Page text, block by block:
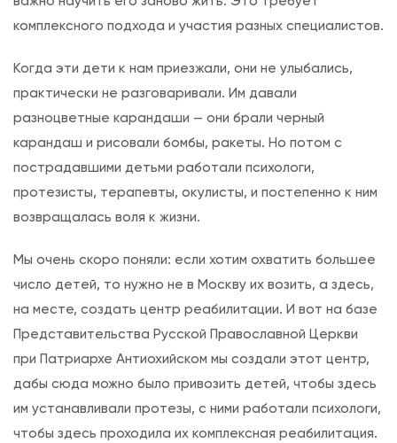
р
о
и
комплексного подхода и участия разных специалистов.
Когда эти дети к нам приезжали, они не улыбались,
практически не разговаривали. Им давали
разноцветные карандаши — они брали черный
карандаш и рисовали бомбы, ракеты. Но потом с
пострадавшими детьми работали психологи,
протезисты, терапевты, окулисты, и постепенно к ним
возвращалась воля к жизни.
Мы очень скоро поняли: если хотим охватить большее
число детей, то нужно не в Москву их возить, а здесь,
на месте, создать центр реабилитации. И вот на базе
Представительства Русской Православной Церкви
при Патриархе Антиохийском мы создали этот центр,
дабы сюда можно было привозить детей, чтобы здесь
им устанавливали протезы, с ними работали психологи,
чтобы здесь проходила их комплексная реабилитация.